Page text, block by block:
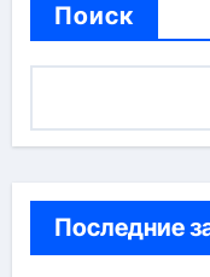
Поиск
Последние